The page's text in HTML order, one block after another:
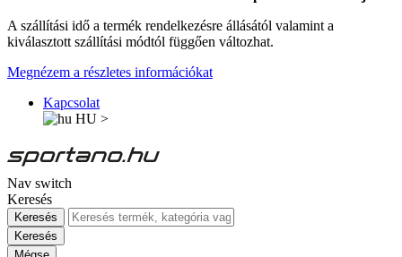
A szállítási idő a termék rendelkezésre állásától valamint a
kiválasztott szállítási módtól függően változhat.
Megnézem a részletes információkat
Kapcsolat
HU >
Nav switch
Keresés
Keresés
Keresés